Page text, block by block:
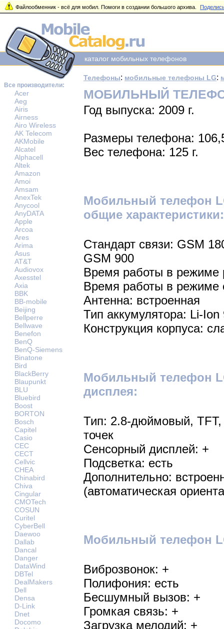
Файлообменник - всё для мобил. Помоги в создании большого архива.
Все производители:
Acer
Aeg
Airis
Airness
Airo Wireless
AK Telecom
AKMobile
Alcatel
Alphacell
Altek
Amazon
Amoi
Amsam
AnexTek
Anycool
AnyDATA
Apple
Arcoa
Ares
Arima
Asus
AT&T
Audiovox
Axesstel
Axia
BBK
BB-mobile
Beijing
Bellperre
Bellwave
Benefon
BenQ
BenQ-Siemens
Binatone
Bird
BlackBerry
Blaupunkt
BLU
Bluebird
Boost
BORTON
Bosch
Capitel
Casio
CEC
CECT
Cellvic
CHEA
Chinabird
Chiva
Cingular
CMOTech
COSUN
Curitel
CyberBell
Daewoo
Dallab
Dancal
Danger
DataWind
DBTel
DealMakers
Dell
Densa
D-Link
Dnet
Docomo
каталог мобильных телефонов
Телефоны: мобильные телефоны LG:
МОБИЛЬНЫЙ
Год выпуска: 2009 г.
Размеры телефона:
Вес телефона: 125 г.
Мобильный телефон
общие характеристики:
Стандарт связи: GSM
GSM 900
Время работы в режиме
Время работы в режиме
Антенна: встроенная
Тип аккумулятора: Li-
Конструкция корпуса:
Мобильный телефон
дисплея:
Тип: 2.8-дюймовый, TFT,
точек
Сенсорный дисплей: +
Подсветка: есть
Дополнительно:
(автоматическая
Мобильный телефон
Виброзвонок: +
Полифония: есть
Бесшумный вызов: +
Громкая связь: +
Загрузка мелодий: +